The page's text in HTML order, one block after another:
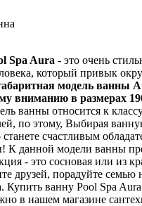
Spa Aura - это очень
который привык
модель ванны
вниманию в размерах
ванны относится к
по этому, Выбирая
счастливым
К данной модели ванны
- это сосновая или из
друзей, порадуйте семью
Купить ванну Pool Spa
в нашем магазине